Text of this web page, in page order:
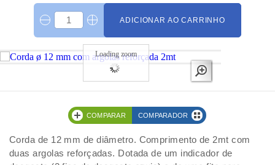
ADICIONAR AO CARRINHO
Loading zoom
COMPARAR COMPARADOR
Corda de 12 mm de diâmetro. Comprimento de 2mt com
duas argolas reforçadas. Dotada de um indicador de